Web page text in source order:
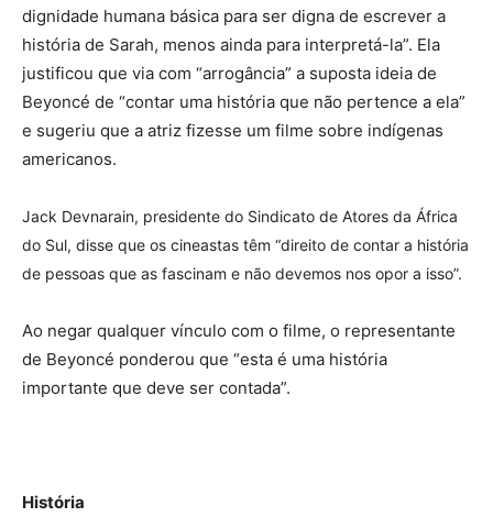
dignidade humana básica para ser digna de escrever a
história de Sarah, menos ainda para interpretá-la”. Ela
justificou que via com “arrogância” a suposta ideia de
Beyoncé de “contar uma história que não pertence a ela”
e sugeriu que a atriz fizesse um filme sobre indígenas
americanos.
Jack Devnarain, presidente do Sindicato de Atores da África
do Sul, disse que os cineastas têm “direito de contar a história
de pessoas que as fascinam e não devemos nos opor a isso”.
Ao negar qualquer vínculo com o filme, o representante
de Beyoncé ponderou que “esta é uma história
importante que deve ser contada”.
História